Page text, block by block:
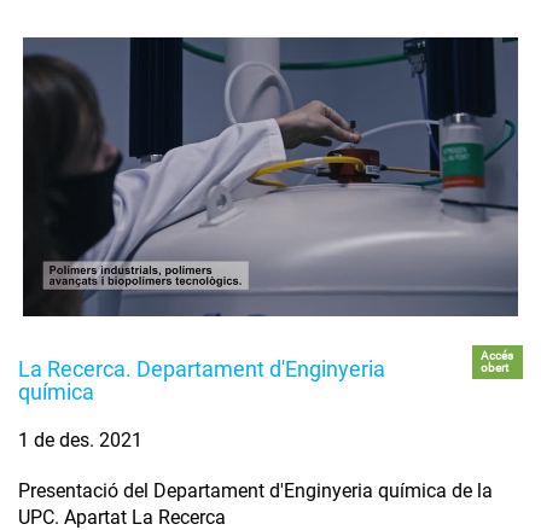
La Recerca. Departament d'Enginyeria
química
Accés
obert
1 de des. 2021
Presentació del Departament d'Enginyeria química de la
UPC. Apartat La Recerca